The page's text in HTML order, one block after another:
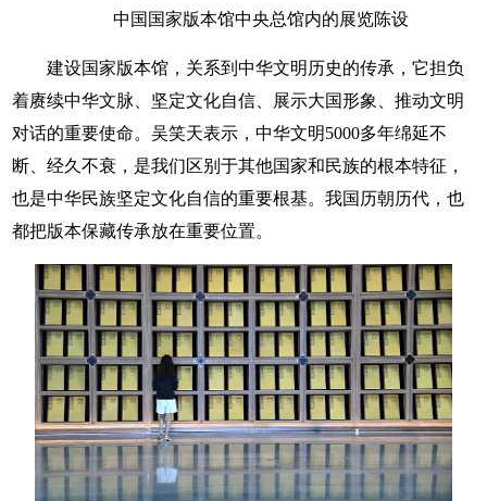
中国国家版本馆中央总馆内的展览陈设
建设国家版本馆，关系到中华文明历史的传承，它担负
着赓续中华文脉、坚定文化自信、展示大国形象、推动文明
对话的重要使命。吴笑天表示，中华文明5000多年绵延不
断、经久不衰，是我们区别于其他国家和民族的根本特征，
也是中华民族坚定文化自信的重要根基。我国历朝历代，也
都把版本保藏传承放在重要位置。